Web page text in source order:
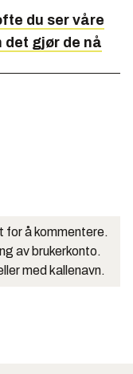
du ser våre
det gjør de nå
for å kommentere.
av brukerkonto.
med kallenavn.